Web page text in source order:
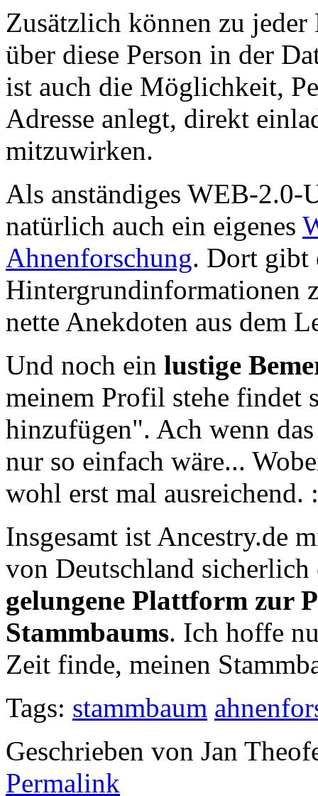
Zusätzlich können zu jeder
über diese Person in der
ist auch die Möglichkeit,
Adresse anlegt, direkt
mitzuwirken.
Als anständiges WEB-2.0-
natürlich auch ein eigenes
Ahnenforschung. Dort gibt
Hintergrundinformationen
nette Anekdoten aus dem
Und noch ein lustige
meinem Profil stehe findet
hinzufügen". Ach wenn
nur so einfach wäre...
wohl erst mal ausreichend.
Insgesamt ist Ancestry.de
von Deutschland
gelungene Plattform zur
Stammbaums. Ich hoffe
Zeit finde, meinen
Tags: stammbaum
Geschrieben von Jan
Permalink